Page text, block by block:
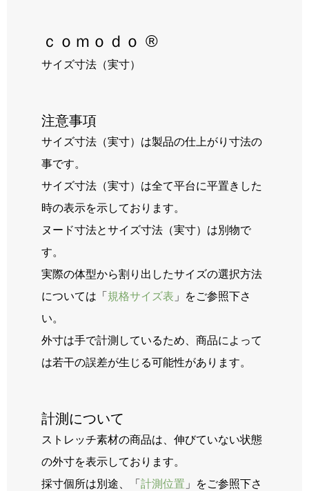
ｃｏｍｏｄｏ ®
サイズ寸法（実寸）
注意事項
サイズ寸法（実寸）は製品の仕上がり寸法の
事です。
サイズ寸法（実寸）は全て平台に平置きした
時の表示を示しております。
ヌード寸法とサイズ寸法（実寸）は別物で
す。
実際の体型から割り出したサイズの選択方法
については「 規格サイズ表 」をご参照下さ
い。
外寸は手で計測しているため、商品によって
は若干の誤差が生じる可能性があります。
計測について
ストレッチ素材の商品は、伸びていない状態
の外寸を表示しております。
採寸個所は別途、「 計測位置 」をご参照下さ